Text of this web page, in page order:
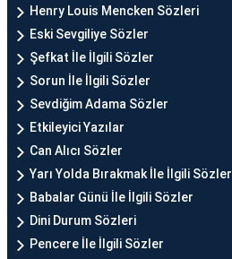
Henry Louis Mencken Sözleri
Eski Sevgiliye Sözler
Şefkat İle İlgili Sözler
Sorun İle İlgili Sözler
Sevdiğim Adama Sözler
Etkileyici Yazılar
Can Alıcı Sözler
Yarı Yolda Bırakmak İle İlgili Sözler
Babalar Günü İle İlgili Sözler
Dini Durum Sözleri
Pencere İle İlgili Sözler